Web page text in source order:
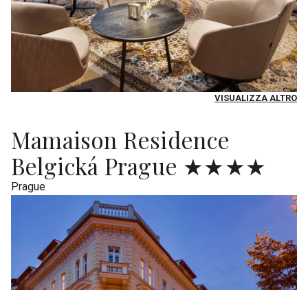
VISUALIZZA ALTRO
Mamaison Residence
Belgická Prague ★★★★
Prague